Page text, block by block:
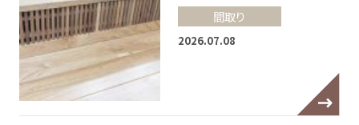
間取り
2026.07.08